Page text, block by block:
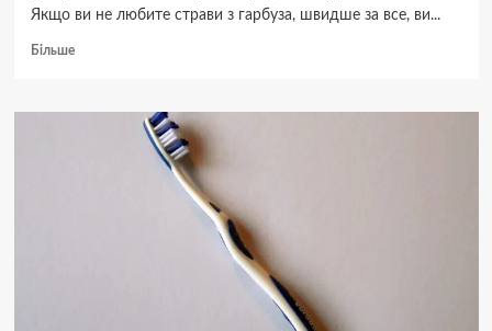
Якщо ви не любите страви з гарбуза, швидше за все, ви...
БільшеДокладніше
страв